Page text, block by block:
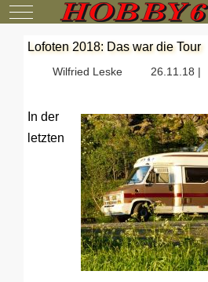
Mobile Menu Toggle
Lofoten 2018: Das war die Tour
Wilfried Leske 26.11.18 |
In der
letzten